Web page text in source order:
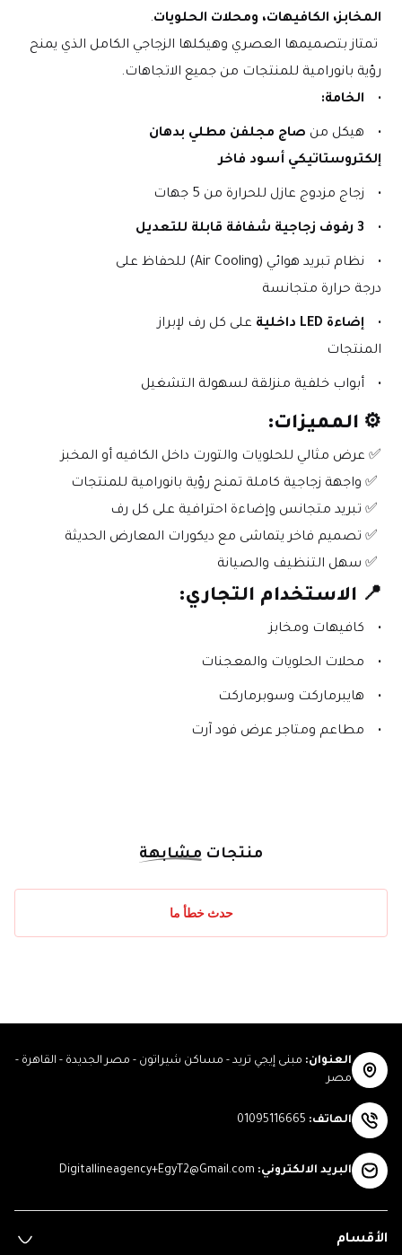
المخابز، الكافيهات، ومحلات الحلويات.
رؤية بانورامية للمنتجات من جميع الاتجاهات.
الخامة:
هيكل من
إلكتروستاتيكي أسود فاخر
زجاج مزدوج عازل للحرارة من 5 جهات
3 رفوف زجاجية شفافة قابلة للتعديل
درجة حرارة متجانسة
إضاءة LED داخلية
على كل رف لإبراز
المنتجات
أبواب خلفية منزلقة لسهولة التشغيل
⚙️ المميزات:
✅ عرض مثالي للحلويات والتورت داخل الكافيه أو المخبز
📍 الاستخدام التجاري:
كافيهات ومخابز
محلات الحلويات والمعجنات
هايبرماركت وسوبرماركت
مطاعم ومتاجر عرض فود آرت
منتجات مشابهة
حدث خطأ ما
العنوان: مبنى إيجي تريد - مساكن شيراتون - مصر الجديدة - القاهرة -
مصر
الهاتف:
01095116665
البريد الالكتروني:
Digitallineagency+EgyT2@Gmail.com
الأقسام